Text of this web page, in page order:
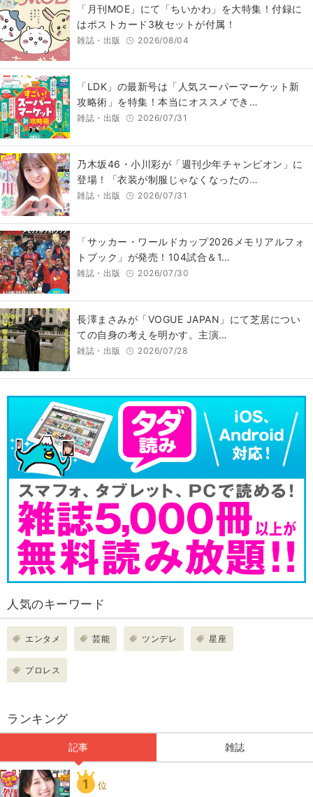
「月刊MOE」にて「ちいかわ」を大特集！付録に
はポストカード3枚セットが付属！
雑誌・出版 2026/08/04
「LDK」の最新号は「人気スーパーマーケット新
攻略術」を特集！本当にオススメでき…
雑誌・出版 2026/07/31
乃木坂46・小川彩が「週刊少年チャンピオン」に
登場！「衣装が制服じゃなくなったの…
雑誌・出版 2026/07/31
「サッカー・ワールドカップ2026メモリアルフォ
トブック」が発売！104試合＆1…
雑誌・出版 2026/07/30
長澤まさみが「VOGUE JAPAN」にて芝居につい
ての自身の考えを明かす。主演…
雑誌・出版 2026/07/28
人気のキーワード
エンタメ 芸能 ツンデレ 星座
プロレス
ランキング
記事 雑誌
1 位